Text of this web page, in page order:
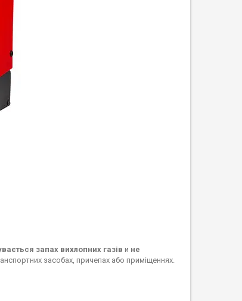
запах вихлопних газів и не
засобах, причепах або приміщеннях.